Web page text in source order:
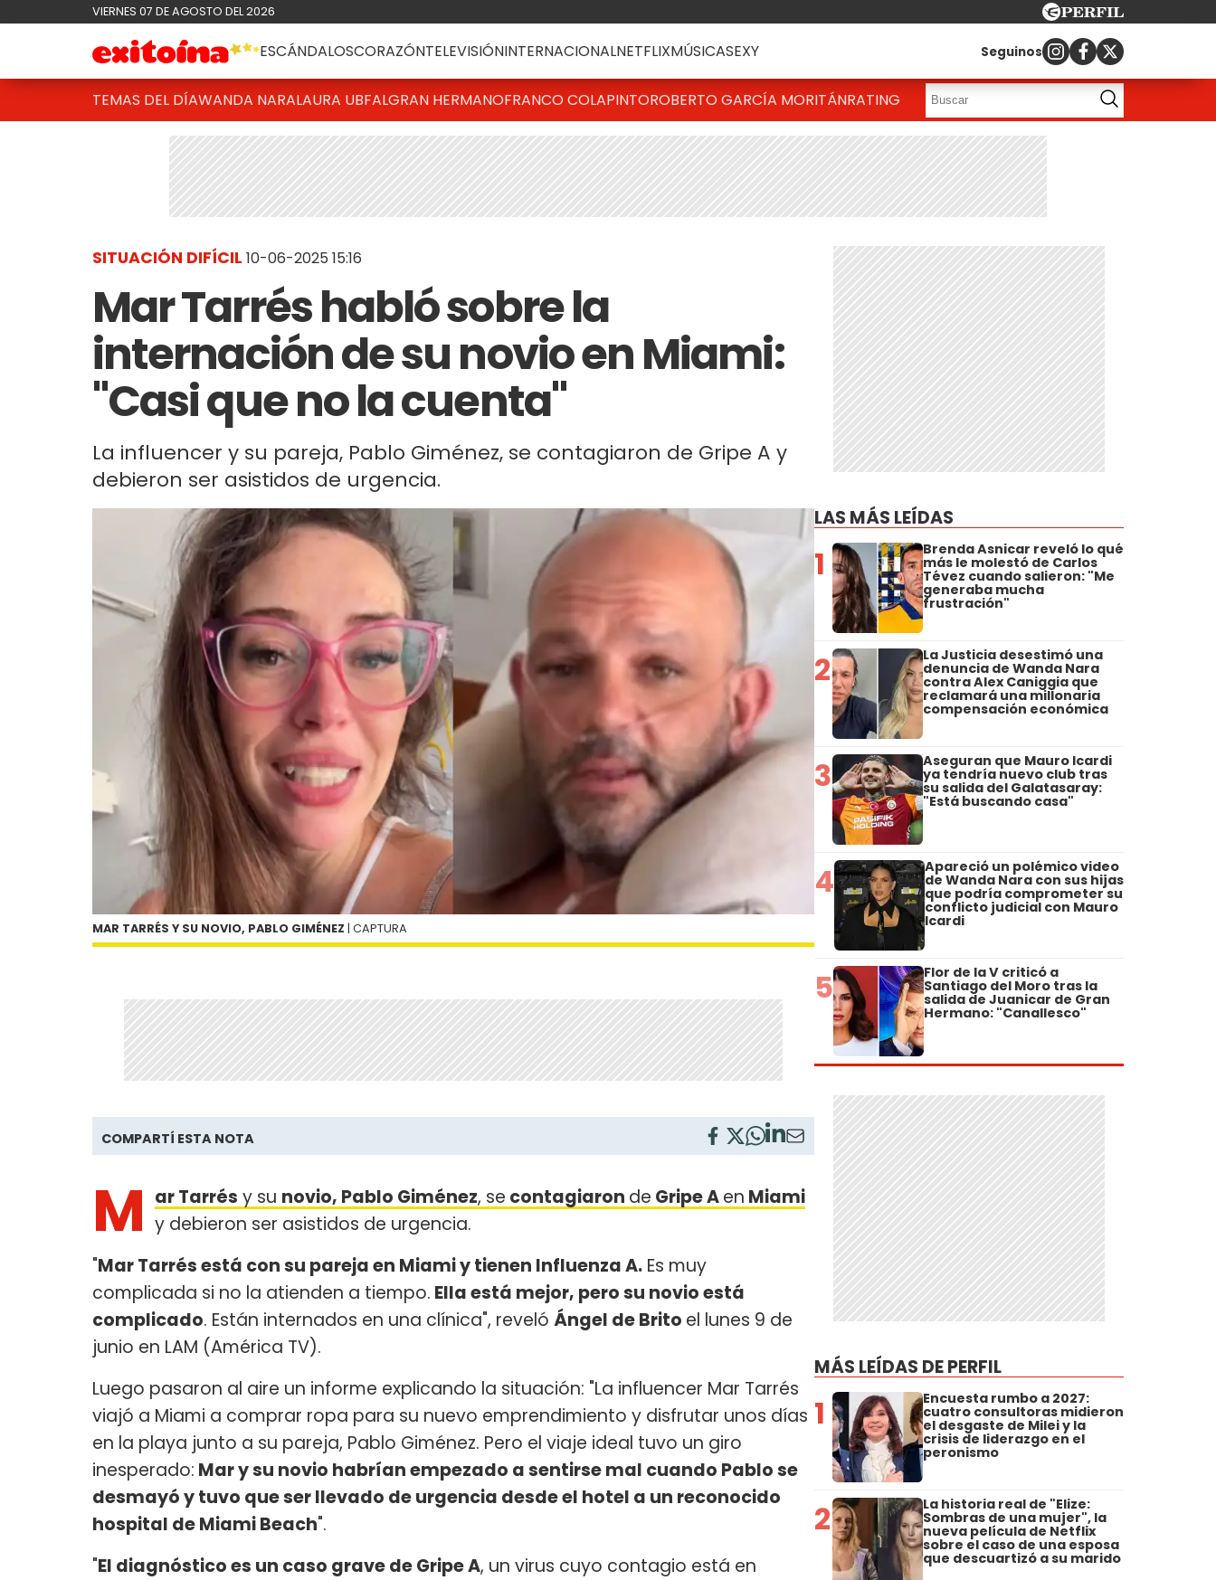
VIERNES 07 DE AGOSTO DEL 2026
ESCÁNDALOSCORAZÓNTELEVISIÓNINTERNACIONALNETFLIXMÚSICASEXY Seguinos
TEMAS DEL DÍAWANDA NARALAURA UBFALGRAN HERMANOFRANCO COLAPINTOROBERTO GARCÍA MORITÁNRATING
SITUACIÓN DIFÍCIL 10-06-2025 15:16
Mar Tarrés habló sobre la
internación de su novio en Miami:
"Casi que no la cuenta"
La influencer y su pareja, Pablo Giménez, se contagiaron de Gripe A y
debieron ser asistidos de urgencia.
MAR TARRÉS Y SU NOVIO, PABLO GIMÉNEZ | CAPTURA
COMPARTÍ ESTA NOTA
M ar Tarrés y su novio, Pablo Giménez, se contagiaron de Gripe Aen Miami
y debieron ser asistidos de urgencia.
"Mar Tarrés está con su pareja en Miami y tienen Influenza A. Es muy
complicada si no la atienden a tiempo. Ella está mejor, pero su novio está
complicado. Están internados en una clínica", reveló Ángel de Brito el lunes 9 de
junio en LAM (América TV).
Luego pasaron al aire un informe explicando la situación: "La influencer Mar Tarrés
viajó a Miami a comprar ropa para su nuevo emprendimiento y disfrutar unos días
en la playa junto a su pareja, Pablo Giménez. Pero el viaje ideal tuvo un giro
inesperado: Mar y su novio habrían empezado a sentirse mal cuando Pablo se
desmayó y tuvo que ser llevado de urgencia desde el hotel a un reconocido
hospital de Miami Beach".
"El diagnóstico es un caso grave de Gripe A, un virus cuyo contagio está en
LAS MÁS LEÍDAS
1 Brenda Asnicar reveló lo qué
más le molestó de Carlos
Tévez cuando salieron: "Me
generaba mucha
frustración"
2 La Justicia desestimó una
denuncia de Wanda Nara
contra Alex Caniggia que
reclamará una millonaria
compensación económica
3 Aseguran que Mauro Icardi
ya tendría nuevo club tras
su salida del Galatasaray:
"Está buscando casa"
4 Apareció un polémico video
de Wanda Nara con sus hijas
que podría comprometer su
conflicto judicial con Mauro
Icardi
5 Flor de la V criticó a
Santiago del Moro tras la
salida de Juanicar de Gran
Hermano: "Canallesco"
MÁS LEÍDAS DE PERFIL
1 Encuesta rumbo a 2027:
cuatro consultoras midieron
el desgaste de Milei y la
crisis de liderazgo en el
peronismo
2 La historia real de "Elize:
Sombras de una mujer", la
nueva película de Netflix
sobre el caso de una esposa
que descuartizó a su marido